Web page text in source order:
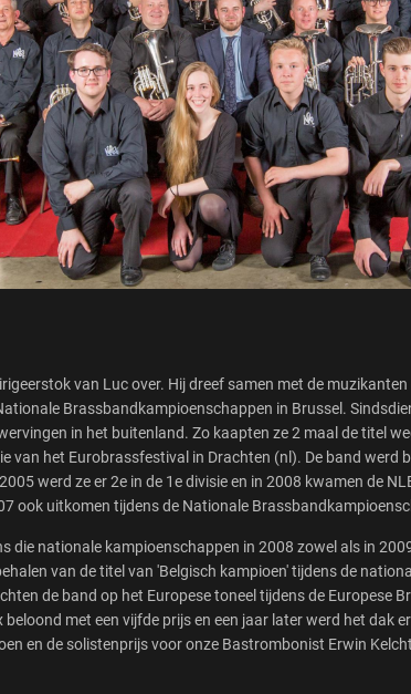
van Luc over. Hij dreef samen met de
Brassbandkampioenschappen in Brussel.
in het buitenland. Zo kaapten ze 2 maal de titel
van het Eurobrassfestival in Drachten (nl). De band werd
werd ze er 2e in de 1e divisie en in 2008 kwamen de
ook uitkomen tijdens de Nationale
die nationale kampioenschappen in 2008 zowel als in
van de titel van 'Belgisch kampioen' tijdens de
de band op het Europese toneel tijdens de Europese
met een vijfde prijs en een jaar later werd het dak
en de solistenprijs voor onze Bastrombonist Erwin